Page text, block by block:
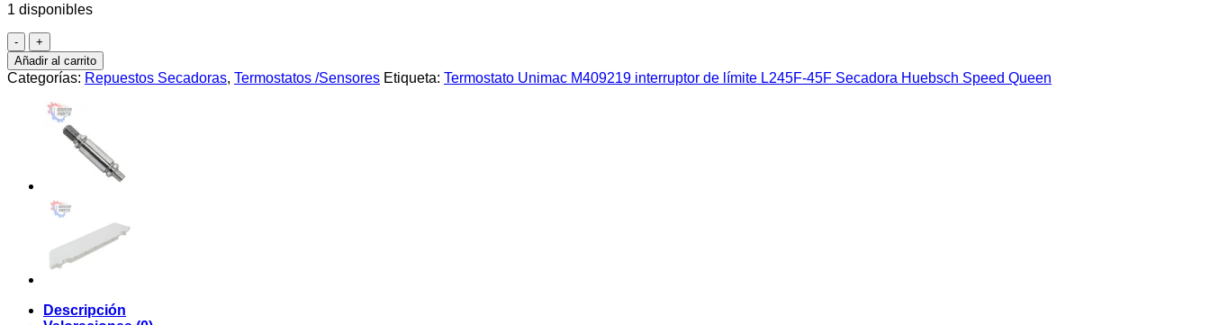
1 disponibles
Termostato
M409219,
interruptor
de
límite,
Speed
45F
cantidad
Añadir al carrito
Categorías: Repuestos Secadoras, Termostatos /Sensores Etiqueta: Termostato Unimac M409219 interruptor de límite L245F-45F Secadora Huebsch Speed ​​Queen
Descripción